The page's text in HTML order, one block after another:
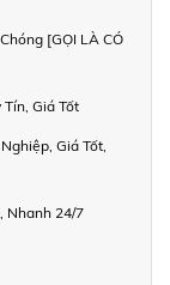
[GỌI LÀ CÓ
Giá Tốt
Giá Tốt,
Nhanh 24/7